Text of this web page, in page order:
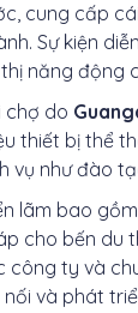
cung cấp
Sự kiện
năng động
chợ do
thiết bị thể
vụ như đào
lãm bao
cho bến du
công ty và
nối và phát